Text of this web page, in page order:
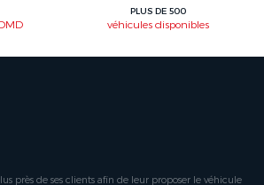
PLUS DE 500
véhicules disponibles
près de ses clients afin de leur proposer le véhicule